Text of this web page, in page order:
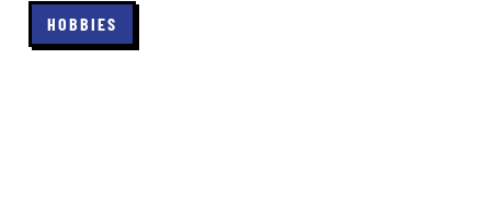
HOBBIES